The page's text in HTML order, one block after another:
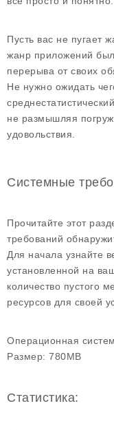
Пусть вас не пугает
жанр приложений был
перерыва от своих
Не нужно ожидать
не размышляя
удовольствия.
Системные
Прочитайте этот
требований
Для начала узнайте
установленной на
количество пустого
ресурсов для своей
Операционная
Размер: 780MB
Статистика: